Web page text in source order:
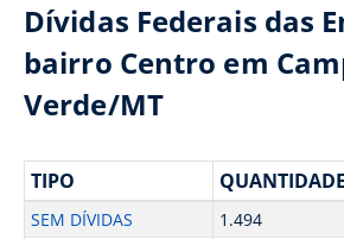
Dívidas Federais das
bairro Centro em
Verde/MT
TIPO QUANTIDADE
SEM DÍVIDAS 1.494